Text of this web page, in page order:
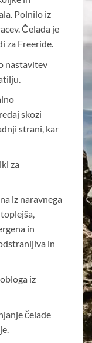
Polnilo iz
Čelada je
za Freeride.
nastavitev
skozi
strani, kar
za
iz naravnega
in
in
iz
čelade